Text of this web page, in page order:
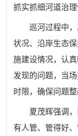
抓实抓细河道治
巡河过程中
状况、沿岸生态
施建设情况，认
发现的问题，当
时限，确保问题整
夏茂辉强调
有人管、管得好